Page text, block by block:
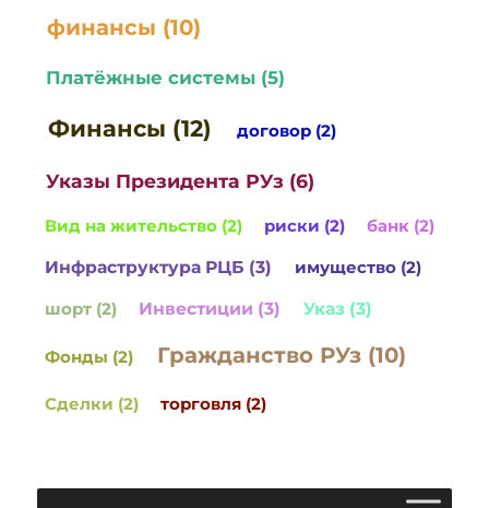
финансы (10)
Платёжные системы (5)
Финансы (12) договор (2)
Указы Президента РУз (6)
Вид на жительство (2) риски (2)
банк (2)
Инфраструктура РЦБ (3)
имущество (2)
шорт (2) Инвестиции (3) Указ (3)
Фонды (2) Гражданство РУз (10)
Сделки (2) торговля (2)